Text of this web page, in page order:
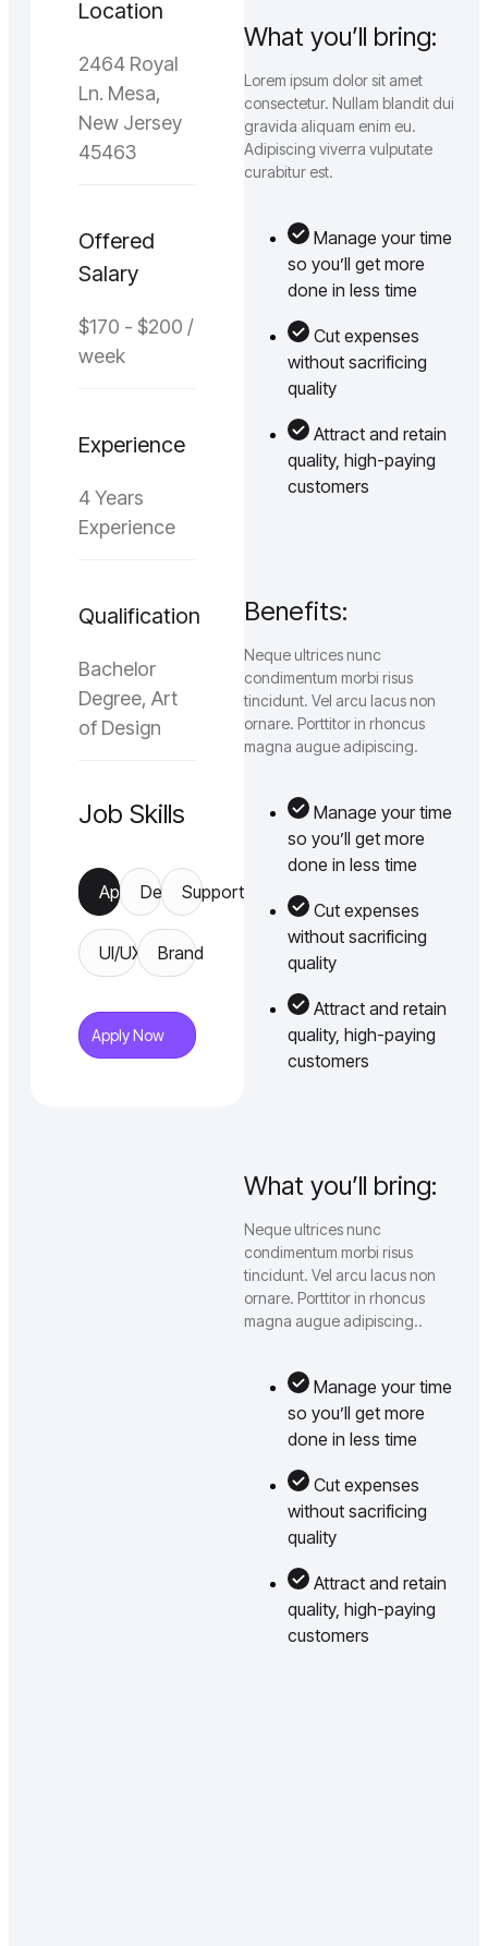
Location
2464 Royal
Ln. Mesa,
New Jersey
45463
Offered
Salary
$170 - $200 /
week
Experience
4 Years
Experience
Qualification
Bachelor
Degree, Art
of Design
Job Skills
App DesignSupport
UI/UX Brand
Apply Now
What you’ll bring:
Lorem ipsum dolor sit amet
consectetur. Nullam blandit dui
gravida aliquam enim eu.
Adipiscing viverra vulputate
curabitur est.
Manage your time
so you’ll get more
done in less time
Cut expenses
without sacrificing
quality
Attract and retain
quality, high-paying
customers
Benefits:
Neque ultrices nunc
condimentum morbi risus
tincidunt. Vel arcu lacus non
ornare. Porttitor in rhoncus
magna augue adipiscing.
Manage your time
so you’ll get more
done in less time
Cut expenses
without sacrificing
quality
Attract and retain
quality, high-paying
customers
What you’ll bring:
Neque ultrices nunc
condimentum morbi risus
tincidunt. Vel arcu lacus non
ornare. Porttitor in rhoncus
magna augue adipiscing..
Manage your time
so you’ll get more
done in less time
Cut expenses
without sacrificing
quality
Attract and retain
quality, high-paying
customers